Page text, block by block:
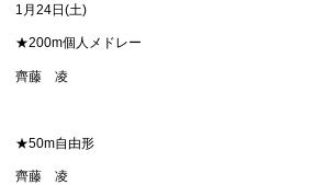
1月24日(土)
★200m個人メドレー
齊藤 凌
★50m自由形
齊藤 凌